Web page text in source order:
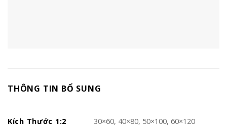
THÔNG TIN BỔ SUNG
Kích Thước 1:2 30×60, 40×80, 50×100, 60×120